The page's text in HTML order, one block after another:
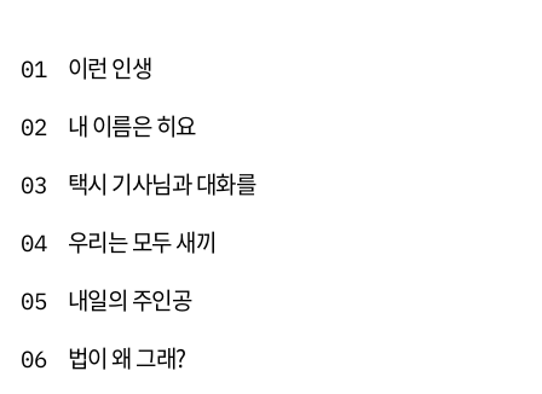
01 이런 인생
02 내 이름은 히요
03 택시 기사님과 대화를
04 우리는 모두 새끼
05 내일의 주인공
06 법이 왜 그래?